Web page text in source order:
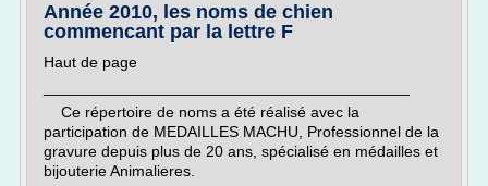
Année 2010, les noms de chien
commencant par la lettre F
Haut de page
Ce répertoire de noms a été réalisé avec la
participation de MEDAILLES MACHU, Professionnel de la
gravure depuis plus de 20 ans, spécialisé en médailles et
bijouterie Animalieres.